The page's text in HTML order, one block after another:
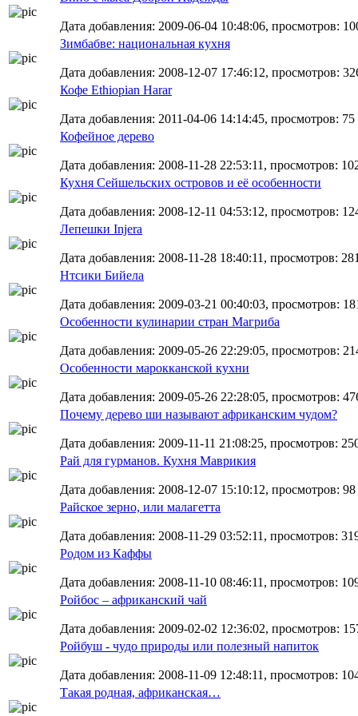
Дата добавления: 2009-06-04 10:48:06, просмотров:
Зимбабве: национальная кухня
Дата добавления: 2008-12-07 17:46:12, просмотров:
Кофе Ethiopian Harar
Дата добавления: 2011-04-06 14:14:45, просмотров: 75
Кофейное дерево
Дата добавления: 2008-11-28 22:53:11, просмотров:
Кухня Сейшельских островов и её особенности
Дата добавления: 2008-12-11 04:53:12, просмотров:
Лепешки Injera
Дата добавления: 2008-11-28 18:40:11, просмотров: 281
Нтсики Бийела
Дата добавления: 2009-03-21 00:40:03, просмотров:
Особенности кулинарии стран Магриба
Дата добавления: 2009-05-26 22:29:05, просмотров:
Особенности марокканской кухни
Дата добавления: 2009-05-26 22:28:05, просмотров:
Почему дерево ши называют африканским чудом?
Дата добавления: 2009-11-11 21:08:25, просмотров:
Рай для гурманов. Кухня Маврикия
Дата добавления: 2008-12-07 15:10:12, просмотров: 98
Райское зерно, или малагетта
Дата добавления: 2008-11-29 03:52:11, просмотров:
Родом из Каффы
Дата добавления: 2008-11-10 08:46:11, просмотров:
Ройбос – африканский чай
Дата добавления: 2009-02-02 12:36:02, просмотров:
Ройбуш - чудо природы или полезный напиток
Дата добавления: 2008-11-09 12:48:11, просмотров:
Такая родная, африканская…